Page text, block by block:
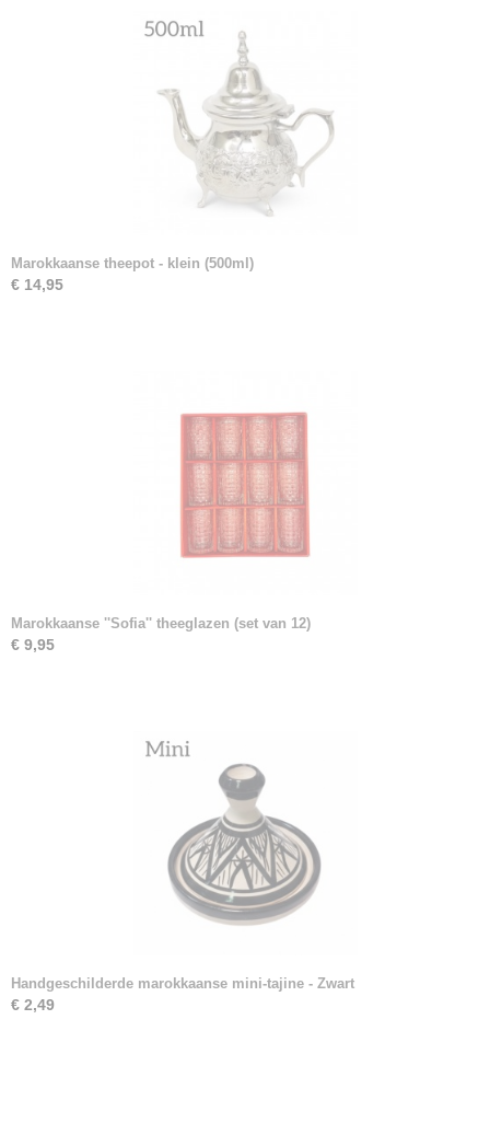
Marokkaanse theepot - klein (500ml)
€ 14,95
Marokkaanse ''Sofia'' theeglazen (set van 12)
€ 9,95
Handgeschilderde marokkaanse mini-tajine - Zwart
€ 2,49